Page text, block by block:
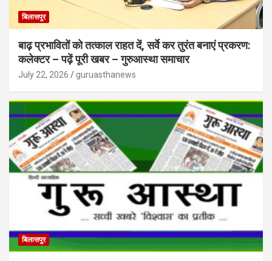
बिलासपुर
बाढ़ प्रभावितों को तत्काल राहत दें, सर्वे कर तुरंत बनाएं प्रकरण:
कलेक्टर – पढ़ें पूरी खबर – गुरुआस्था समाचार
July 22, 2026 guruasthanews
बिलासपुर